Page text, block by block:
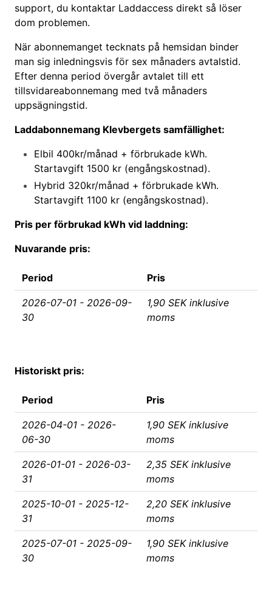
support, du kontaktar Laddaccess direkt så löser
dom problemen.
När abonnemanget tecknats på hemsidan binder
man sig inledningsvis för sex månaders avtalstid.
Efter denna period övergår avtalet till ett
tillsvidareabonnemang med två månaders
uppsägningstid.
Laddabonnemang Klevbergets samfällighet:
Elbil 400kr/månad + förbrukade kWh.
Startavgift 1500 kr (engångskostnad).
Hybrid 320kr/månad + förbrukade kWh.
Startavgift 1100 kr (engångskostnad).
Pris per förbrukad kWh vid laddning:
Nuvarande pris:
Period Pris
2026-07-01 - 2026-09-
30
1,90 SEK inklusive
moms
Historiskt pris:
Period Pris
2026-04-01 - 2026-
06-30
1,90 SEK inklusive
moms
2026-01-01 - 2026-03-
31
2,35 SEK inklusive
moms
2025-10-01 - 2025-12-
31
2,20 SEK inklusive
moms
2025-07-01 - 2025-09-
30
1,90 SEK inklusive
moms